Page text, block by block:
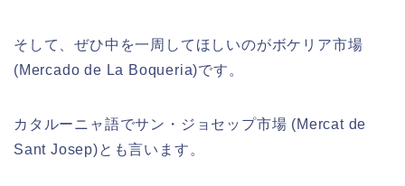
そして、ぜひ中を一周してほしいのがボケリア市場
(Mercado de La Boqueria)です。
カタルーニャ語でサン・ジョセップ市場 (Mercat de
Sant Josep)とも言います。